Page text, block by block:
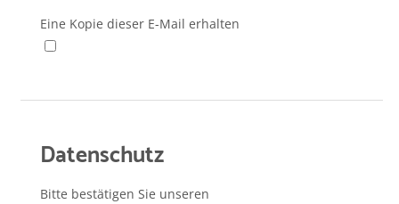
Eine Kopie dieser E-Mail erhalten
Datenschutz
Bitte bestätigen Sie unseren